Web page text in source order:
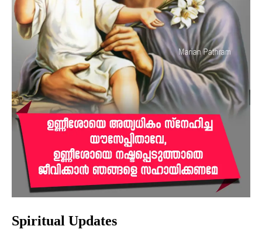
Spiritual Updates